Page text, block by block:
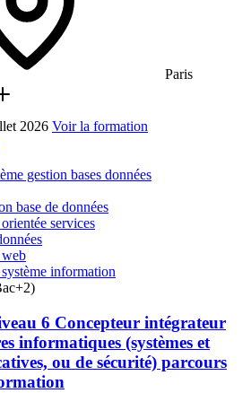
Paris
2026 Voir la formation
gestion bases données
base de données
services
information
6 Concepteur intégrateur
informatiques (systèmes et
ou de sécurité) parcours